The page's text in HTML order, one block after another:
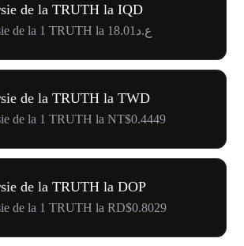
de la TRUTH la IQD
conversie de la 1 TRUTH la ع.د18.01
de la TRUTH la TWD
de la 1 TRUTH la NT$0.4449
de la TRUTH la DOP
de la 1 TRUTH la RD$0.8029